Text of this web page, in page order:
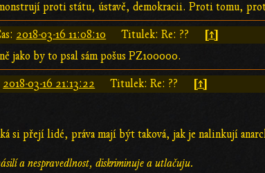
proti státu, ústavě, demokracii. Proti tomu,
2018-03-16 11:08:10 Titulek: Re: ?? [↑]
jako by to psal sám pošus PZ100000.
2018-03-16 21:13:22 Titulek: Re: ?? [↑]
si přejí lidé, práva mají být taková, jak je nalinkují
a nespravedlnost, diskriminuje a utlačuju.